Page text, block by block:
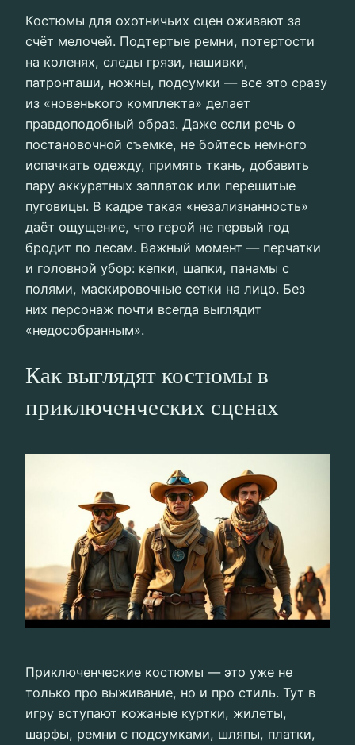
Костюмы для охотничьих сцен оживают за
счёт мелочей. Подтертые ремни, потертости
на коленях, следы грязи, нашивки,
патронташи, ножны, подсумки — все это сразу
из «новенького комплекта» делает
правдоподобный образ. Даже если речь о
постановочной съемке, не бойтесь немного
испачкать одежду, примять ткань, добавить
пару аккуратных заплаток или перешитые
пуговицы. В кадре такая «незализнанность»
даёт ощущение, что герой не первый год
бродит по лесам. Важный момент — перчатки
и головной убор: кепки, шапки, панамы с
полями, маскировочные сетки на лицо. Без
них персонаж почти всегда выглядит
«недособранным».
Как выглядят костюмы в
приключенческих сценах
Приключенческие костюмы — это уже не
только про выживание, но и про стиль. Тут в
игру вступают кожаные куртки, жилеты,
шарфы, ремни с подсумками, шляпы, платки,